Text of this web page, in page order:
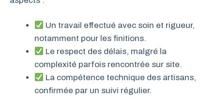
Un travail effectué avec soin et rigueur,
notamment pour les finitions.
Le respect des délais, malgré la
complexité parfois rencontrée sur site.
La compétence technique des artisans,
confirmée par un suivi régulier.